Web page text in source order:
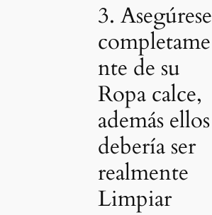
3. Asegúrese
completame
nte de su
Ropa calce,
además ellos
debería ser
realmente
Limpiar